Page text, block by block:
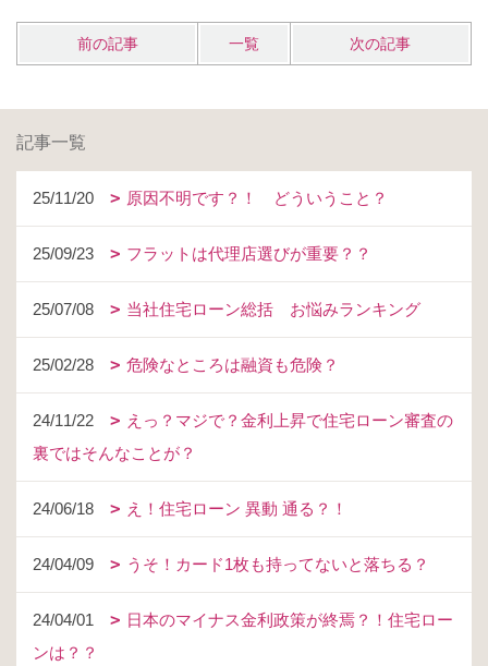
前の記事 一覧 次の記事
記事一覧
25/11/20 原因不明です？！ どういうこと？
25/09/23 フラットは代理店選びが重要？？
25/07/08 当社住宅ローン総括 お悩みランキング
25/02/28 危険なところは融資も危険？
24/11/22
えっ？マジで？金利上昇で住宅ローン審査の
裏ではそんなことが？
24/06/18 え！住宅ローン 異動 通る？！
24/04/09 うそ！カード1枚も持ってないと落ちる？
24/04/01
日本のマイナス金利政策が終焉？！住宅ロー
ンは？？